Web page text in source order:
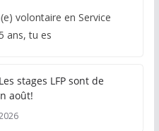
volontaire en Service
ans, tu es
stages LFP sont de
août!